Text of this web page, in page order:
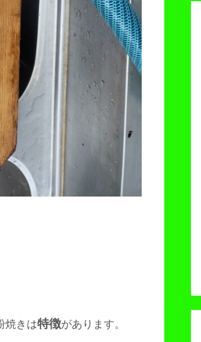
焼きは特徴があります。